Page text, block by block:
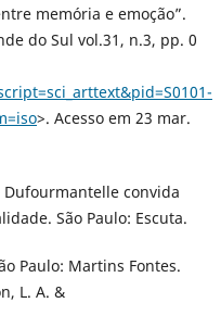
memória e emoção”.
do Sul vol.31, n.3, pp. 0
>. Acesso em 23 mar.
convida
São Paulo: Escuta.
Paulo: Martins Fontes.
L. A. &